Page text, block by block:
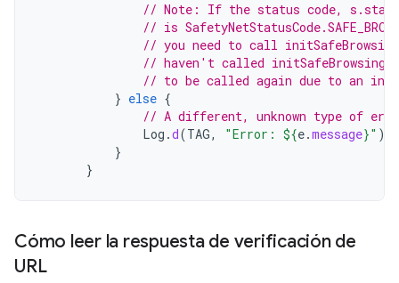
// Note: If the status code,
// is
// you need to call
// haven't called
// to be called again due to an
} else {
// A different, unknown type of
Log .d(TAG, "Error: ${e.message}" )
}
}
Cómo leer la respuesta de verificación de
URL